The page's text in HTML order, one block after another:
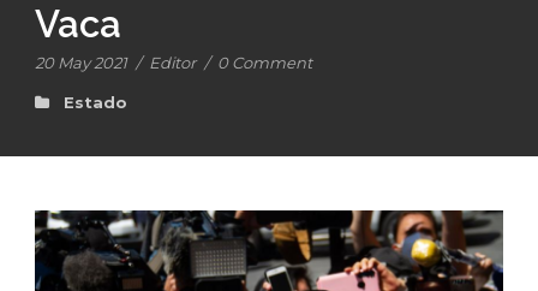
Vaca
20 May 2021 / Editor / 0 Comment
Estado